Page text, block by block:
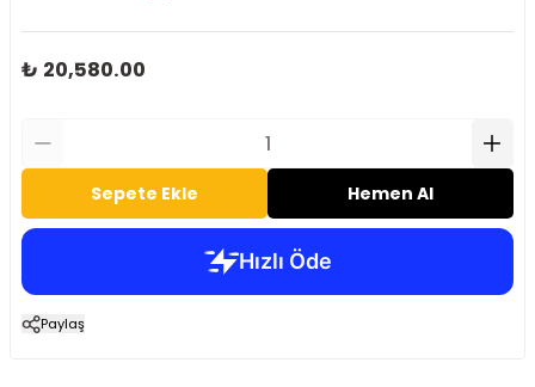
₺ 20,580.00
Sepete Ekle Hemen Al
Paylaş